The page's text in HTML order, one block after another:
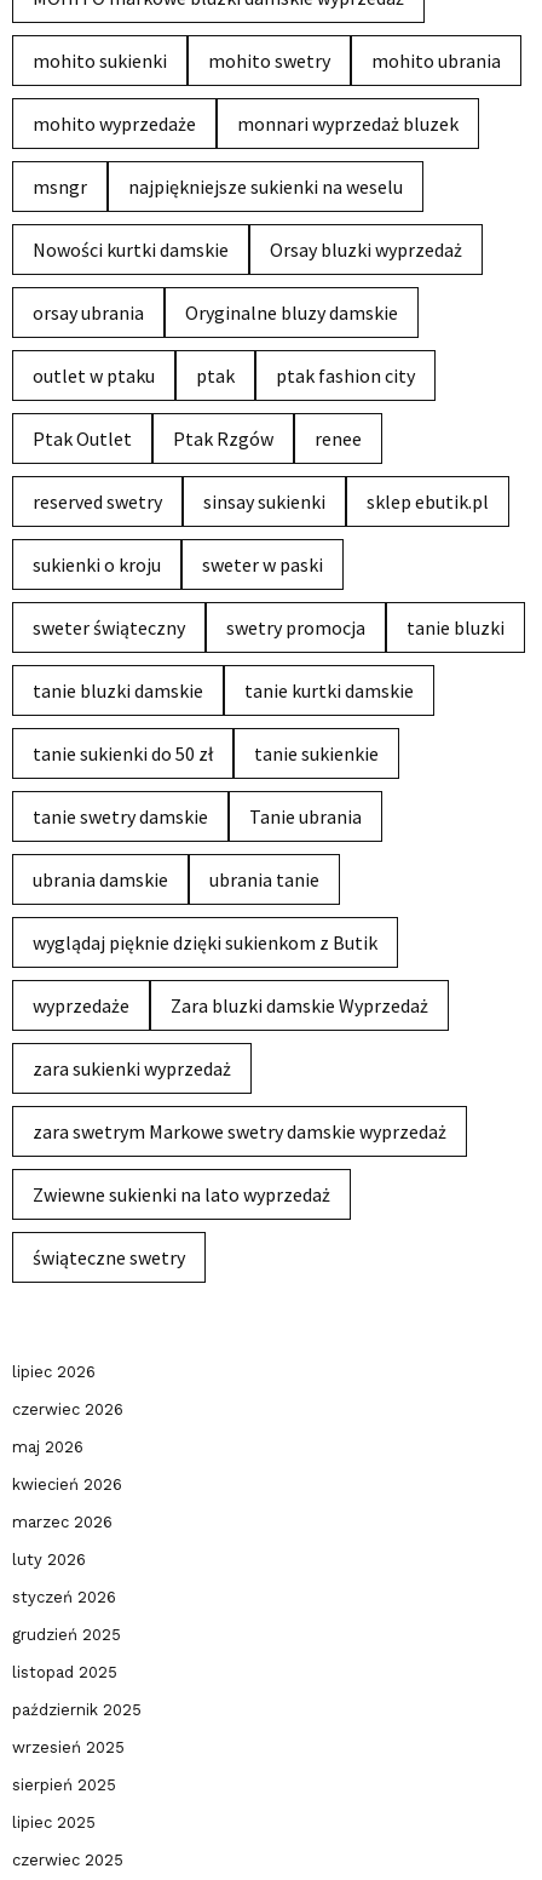
mohito sukienki mohito swetry mohito ubrania
mohito wyprzedaże monnari wyprzedaż bluzek
msngr najpiękniejsze sukienki na weselu
Nowości kurtki damskie Orsay bluzki wyprzedaż
orsay ubrania Oryginalne bluzy damskie
outlet w ptaku ptak ptak fashion city
Ptak Outlet Ptak Rzgów renee
reserved swetry sinsay sukienki sklep ebutik.pl
sukienki o kroju sweter w paski
sweter świąteczny swetry promocja tanie bluzki
tanie bluzki damskie tanie kurtki damskie
tanie sukienki do 50 zł tanie sukienkie
tanie swetry damskie Tanie ubrania
ubrania damskie ubrania tanie
wyglądaj pięknie dzięki sukienkom z Butik
wyprzedaże Zara bluzki damskie Wyprzedaż
zara sukienki wyprzedaż
zara swetrym Markowe swetry damskie wyprzedaż
Zwiewne sukienki na lato wyprzedaż
świąteczne swetry
lipiec 2026
czerwiec 2026
maj 2026
kwiecień 2026
marzec 2026
luty 2026
styczeń 2026
grudzień 2025
listopad 2025
październik 2025
wrzesień 2025
sierpień 2025
lipiec 2025
czerwiec 2025